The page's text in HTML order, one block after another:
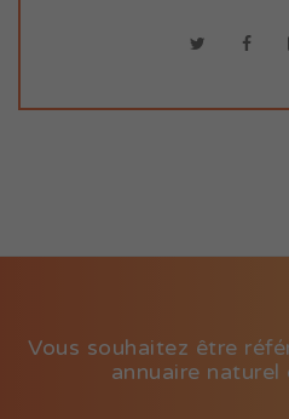
Vous souhaitez être
annuaire naturel